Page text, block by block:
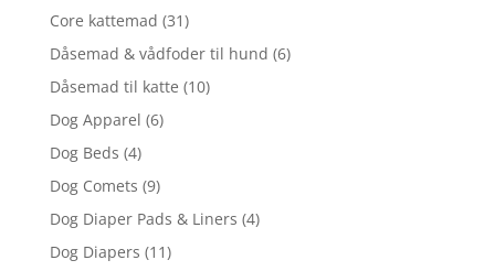
Core kattemad (31)
Dåsemad & vådfoder til hund (6)
Dåsemad til katte (10)
Dog Apparel (6)
Dog Beds (4)
Dog Comets (9)
Dog Diaper Pads & Liners (4)
Dog Diapers (11)